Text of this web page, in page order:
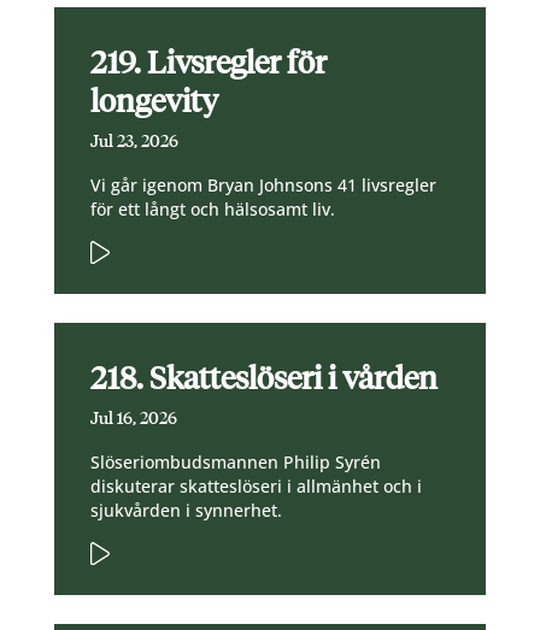
219. Livsregler för
longevity
Jul 23, 2026
Vi går igenom Bryan Johnsons 41 livsregler
för ett långt och hälsosamt liv.
218. Skatteslöseri i vården
Jul 16, 2026
Slöseriombudsmannen Philip Syrén
diskuterar skatteslöseri i allmänhet och i
sjukvården i synnerhet.